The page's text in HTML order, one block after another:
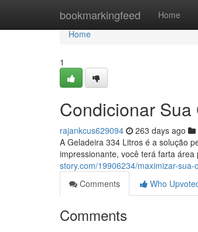
bookmarkingfeed Home
Home
Home
1
Condicionar
rajankcus629094 263 days ago
A Geladeira 334 Litros é a solução
impressionante, você terá farta
story.com/19906234/maximizar-
Comments
Who
Comments